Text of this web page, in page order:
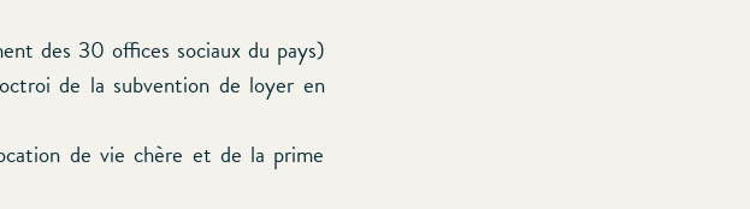
des 30 offices sociaux du pays)
de la subvention de loyer en
de vie chère et de la prime